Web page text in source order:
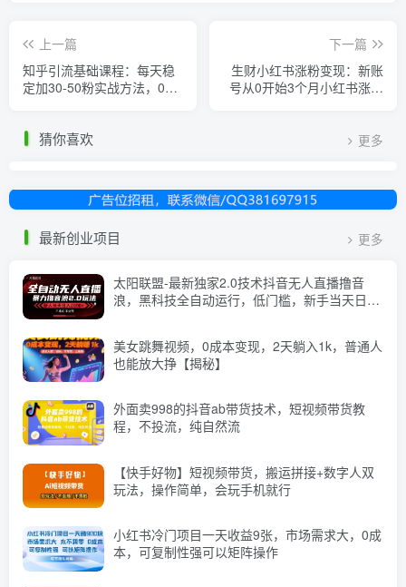
上一篇
知乎引流基础课程：每天稳
定加30-50粉实战方法，0基
下一篇
生财小红书涨粉变现：新账
号从0开始3个月小红书涨粉
猜你喜欢 更多
最新创业项目 更多
太阳联盟-最新独家2.0技术抖音无人直播撸音
浪，黑科技全自动运行，低门槛，新手当天日入
美女跳舞视频，0成本变现，2天躺入1k，普通人
也能放大挣【揭秘】
外面卖998的抖音ab带货技术，短视频带货教
程，不投流，纯自然流
【快手好物】短视频带货，搬运拼接+数字人双
玩法，操作简单，会玩手机就行
小红书冷门项目一天收益9张，市场需求大，0成
本，可复制性强可以矩阵操作